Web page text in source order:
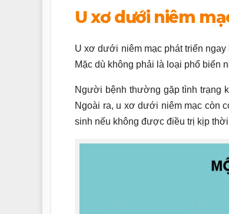
U xơ dưới niêm
U xơ dưới niêm mạc phát triển
Mặc dù không phải là loại phổ biến
Người bệnh thường gặp tình trạng
Ngoài ra, u xơ dưới niêm mạc còn
sinh nếu không được điều trị kịp